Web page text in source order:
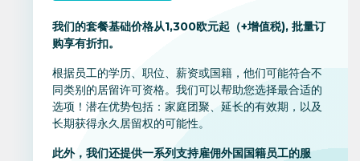
我们的套餐基础价格从1,300欧元起（+增值税), 批量订
购享有折扣。
根据员工的学历、职位、薪资或国籍，他们可能符合不
同类别的居留许可资格。我们可以帮助您选择最合适的
选项！潜在优势包括：家庭团聚、延长的有效期，以及
长期获得永久居留权的可能性。
此外，我们还提供一系列支持雇佣外国国籍员工的服